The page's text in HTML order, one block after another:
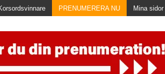
PRENUMERERA NU Mina sidor